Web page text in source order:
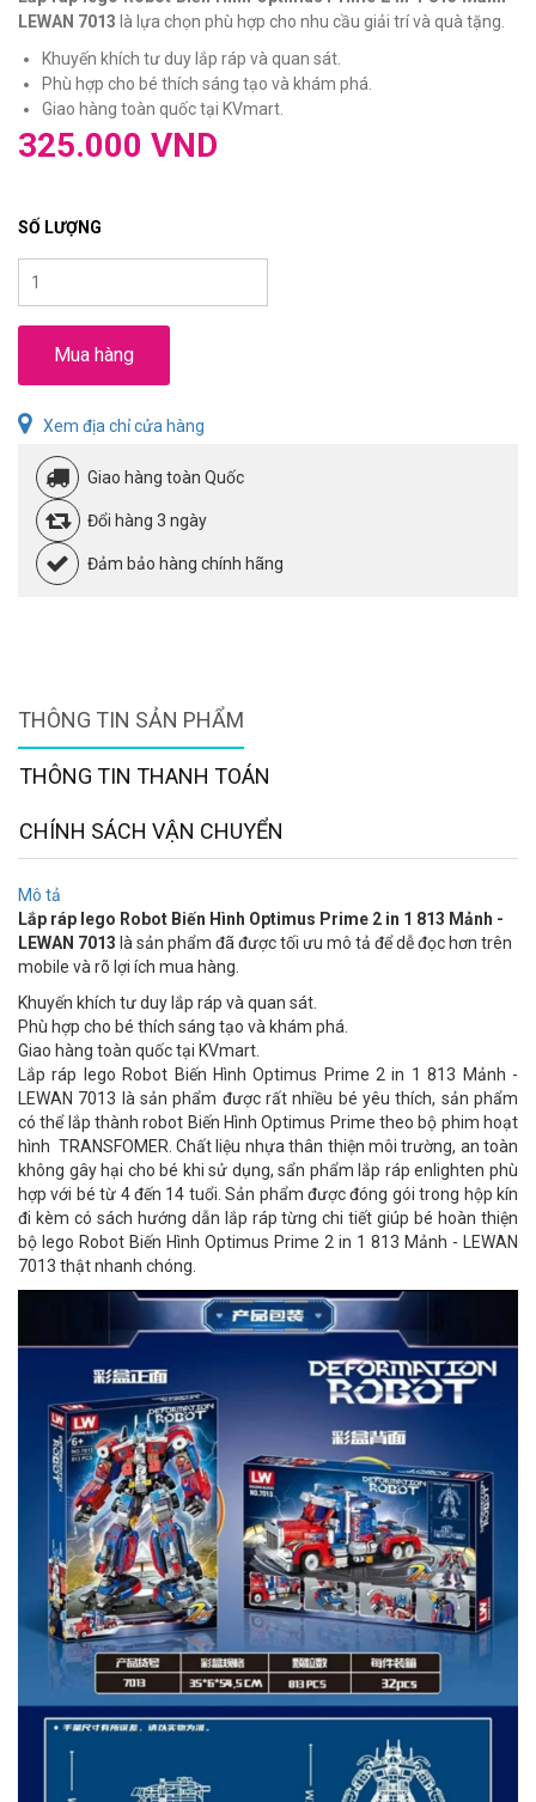
LEWAN 7013 là lựa chọn phù hợp cho nhu cầu giải trí và quà tặng.
Khuyến khích tư duy lắp ráp và quan sát.
Phù hợp cho bé thích sáng tạo và khám phá.
Giao hàng toàn quốc tại KVmart.
325.000 VND
SỐ LƯỢNG
Mua hàng
Xem địa chỉ cửa hàng
Giao hàng toàn Quốc
Đổi hàng 3 ngày
Đảm bảo hàng chính hãng
THÔNG TIN SẢN PHẨM
THÔNG TIN THANH TOÁN
CHÍNH SÁCH VẬN CHUYỂN
Mô tả
Lắp ráp lego Robot Biến Hình Optimus Prime 2 in 1 813 Mảnh -
LEWAN 7013 là sản phẩm đã được tối ưu mô tả để dễ đọc hơn trên
mobile và rõ lợi ích mua hàng.
Khuyến khích tư duy lắp ráp và quan sát.
Phù hợp cho bé thích sáng tạo và khám phá.
Giao hàng toàn quốc tại KVmart.
Lắp ráp lego Robot Biến Hình Optimus Prime 2 in 1 813 Mảnh -
LEWAN 7013 là sản phẩm được rất nhiều bé yêu thích, sản phẩm
có thể lắp thành robot Biến Hình Optimus Prime theo bộ phim hoạt
hình TRANSFOMER. Chất liệu nhựa thân thiện môi trường, an toàn
không gây hại cho bé khi sử dụng, sẩn phẩm lắp ráp enlighten phù
hợp với bé từ 4 đến 14 tuổi. Sản phẩm được đóng gói trong hộp kín
đi kèm có sách hướng dẫn lắp ráp từng chi tiết giúp bé hoàn thiện
bộ lego Robot Biến Hình Optimus Prime 2 in 1 813 Mảnh - LEWAN
7013 thật nhanh chóng.